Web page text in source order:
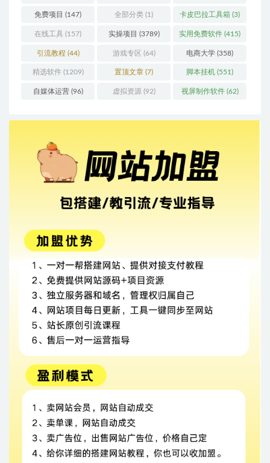
免费项目 (147) 全部分类 (1) 卡皮巴拉工具箱 (3)
在线工具 (157) 实操项目 (3789) 实用免费软件 (415)
引流教程 (44) 游戏专区 (64) 电商大学 (358)
精选软件(1209) 置顶文章 (7) 脚本挂机 (551)
自媒体运营(96) 虚拟资源 (92) 视屏制作软件(62)